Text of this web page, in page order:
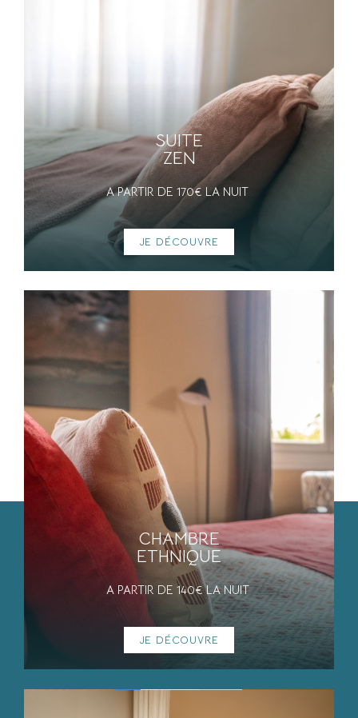
SUITE
ZEN
A PARTIR DE 170€ LA NUIT
JE DÉCOUVRE
CHAMBRE
ETHNIQUE
A PARTIR DE 140€ LA NUIT
JE DÉCOUVRE